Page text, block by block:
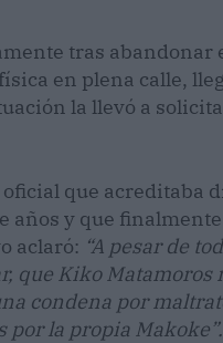
tras abandonar
en plena calle,
la llevó a
que acreditaba
años y que
aclaró: “A pesar de
que Kiko Matamoros
condena por
por la propia Makoke”.